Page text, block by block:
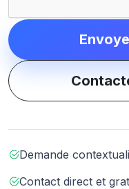
Demande
Contact direct et